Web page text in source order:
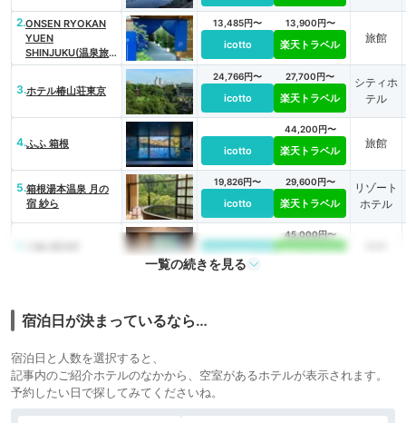
2.ONSEN RYOKAN
YUEN
SHINJUKU(温泉旅
館 由縁 新宿)
13,485円〜
icotto
13,900円〜
楽天トラベル 旅館
3.ホテル椿山荘東京
24,766円〜
icotto
27,700円〜
楽天トラベル
シティホ
テル
4.ふふ 箱根
icotto
44,200円〜
楽天トラベル
旅館
5.箱根湯本温泉 月の
宿 紗ら
19,826円〜
icotto
29,600円〜
楽天トラベル
リゾート
ホテル
icotto
45,000円〜
楽天トラベル
柏の葉
9.房総鴨川温泉 是空 -
ZEKUU-
icotto 楽天トラベル
旅館
一覧の続きを見る
宿泊日が決まっているなら…
宿泊日と人数を選択すると、
記事内のご紹介ホテルのなかから、空室があるホテルが表示されます。
予約したい日で探してみてくださいね。